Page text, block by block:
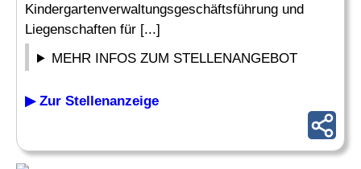
Kindergartenverwaltungsgeschäftsführung und
Liegenschaften für [...]
MEHR INFOS ZUM STELLENANGEBOT
▶ Zur Stellenanzeige